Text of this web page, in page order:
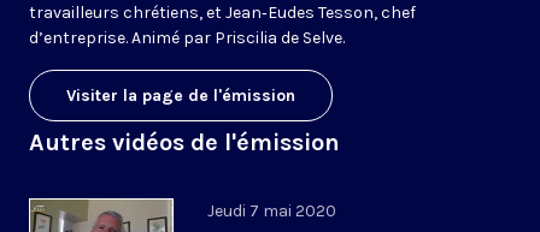
travailleurs chrétiens, et Jean‑Eudes Tesson, chef
d’entreprise. Animé par Priscilia de Selve.
Visiter la page de l'émission
Autres vidéos de l'émission
Jeudi 7 mai 2020